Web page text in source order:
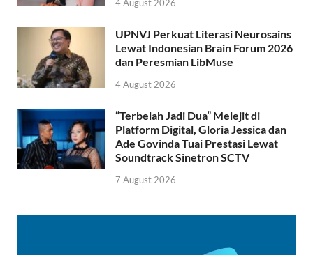
4 August 2026
UPNVJ Perkuat Literasi Neurosains
Lewat Indonesian Brain Forum 2026
dan Peresmian LibMuse
4 August 2026
“Terbelah Jadi Dua” Melejit di
Platform Digital, Gloria Jessica dan
Ade Govinda Tuai Prestasi Lewat
Soundtrack Sinetron SCTV
7 August 2026